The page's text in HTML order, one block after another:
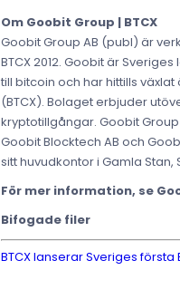
Om Goobit Group | BTCX
Goobit Group AB (publ) är
BTCX 2012. Goobit är
till bitcoin och har hittills
(BTCX). Bolaget erbjuder
kryptotillgångar. Goobit
Goobit Blocktech AB och
sitt huvudkontor i Gamla Stan,
För mer information, se
Bifogade filer
BTCX lanserar Sveriges